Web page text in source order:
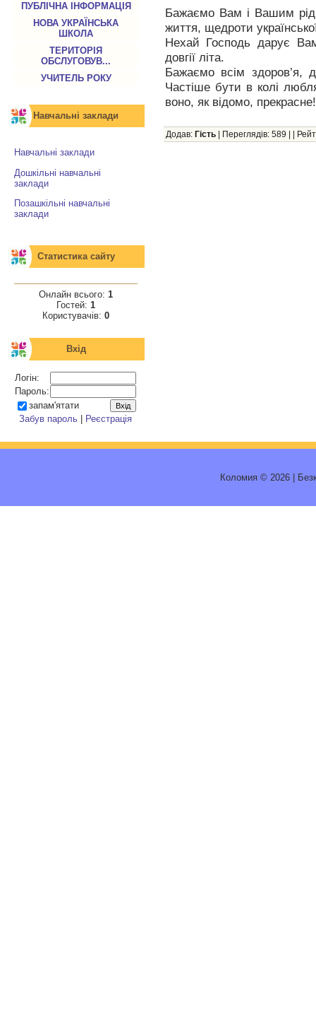
ПУБЛІЧНА ІНФОРМАЦІЯ
НОВА УКРАЇНСЬКА
ШКОЛА
ТЕРИТОРІЯ
ОБСЛУГОВУВ...
УЧИТЕЛЬ РОКУ
Навчальні заклади
Навчальні заклади
Дошкільні навчальні
заклади
Позашкільні навчальні
заклади
Статистика сайту
Онлайн всього: 1
Гостей: 1
Користувачів:0
Вхід
Логін:
Пароль:
запам'ятати
Забув пароль | Реєстрація
Бажаємо Вам і Вашим
життя, щедроти
Нехай Господь дарує
довгії літа.
Бажаємо всім здоров’я,
Частіше бути в колі
воно, як відомо, прекрасне!
Додав: Гість| Переглядів: 589 | |
Коломия © 2026